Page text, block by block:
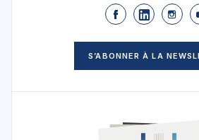
S’ABONNER À LA